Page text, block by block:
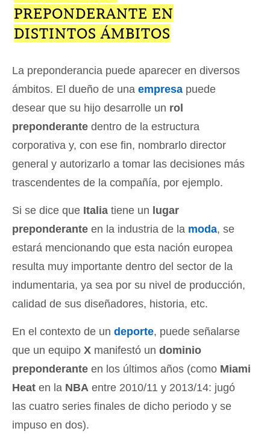
PREPONDERANTE EN
DISTINTOS ÁMBITOS
La preponderancia puede aparecer en diversos
ámbitos. El dueño de una empresa puede
desear que su hijo desarrolle un rol
preponderante dentro de la estructura
corporativa y, con ese fin, nombrarlo director
general y autorizarlo a tomar las decisiones más
trascendentes de la compañía, por ejemplo.
Si se dice que Italia tiene un lugar
preponderante en la industria de la moda, se
estará mencionando que esta nación europea
resulta muy importante dentro del sector de la
indumentaria, ya sea por su nivel de producción,
calidad de sus diseñadores, historia, etc.
En el contexto de un deporte, puede señalarse
que un equipo X manifestó un dominio
preponderante en los últimos años (como Miami
Heat en la NBA entre 2010/11 y 2013/14: jugó
las cuatro series finales de dicho periodo y se
impuso en dos).